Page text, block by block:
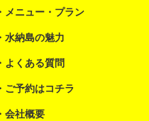
メニュー・プラン
水納島の魅力
よくある質問
ご予約はコチラ
会社概要